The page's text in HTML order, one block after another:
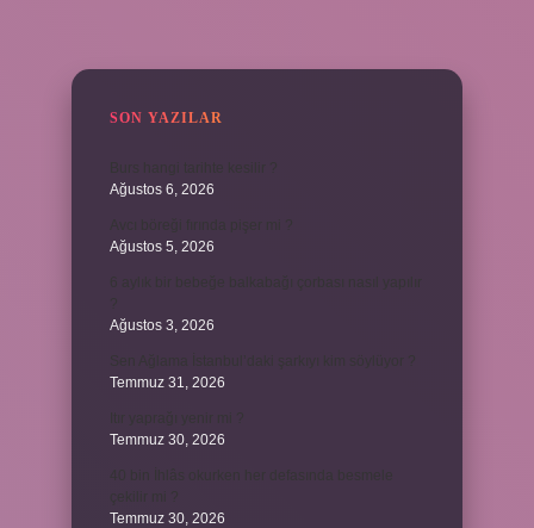
SON YAZILAR
Ağustos 6, 2026
Ağustos 5, 2026
Ağustos 3, 2026
Temmuz 31, 2026
Temmuz 30, 2026
Temmuz 30, 2026